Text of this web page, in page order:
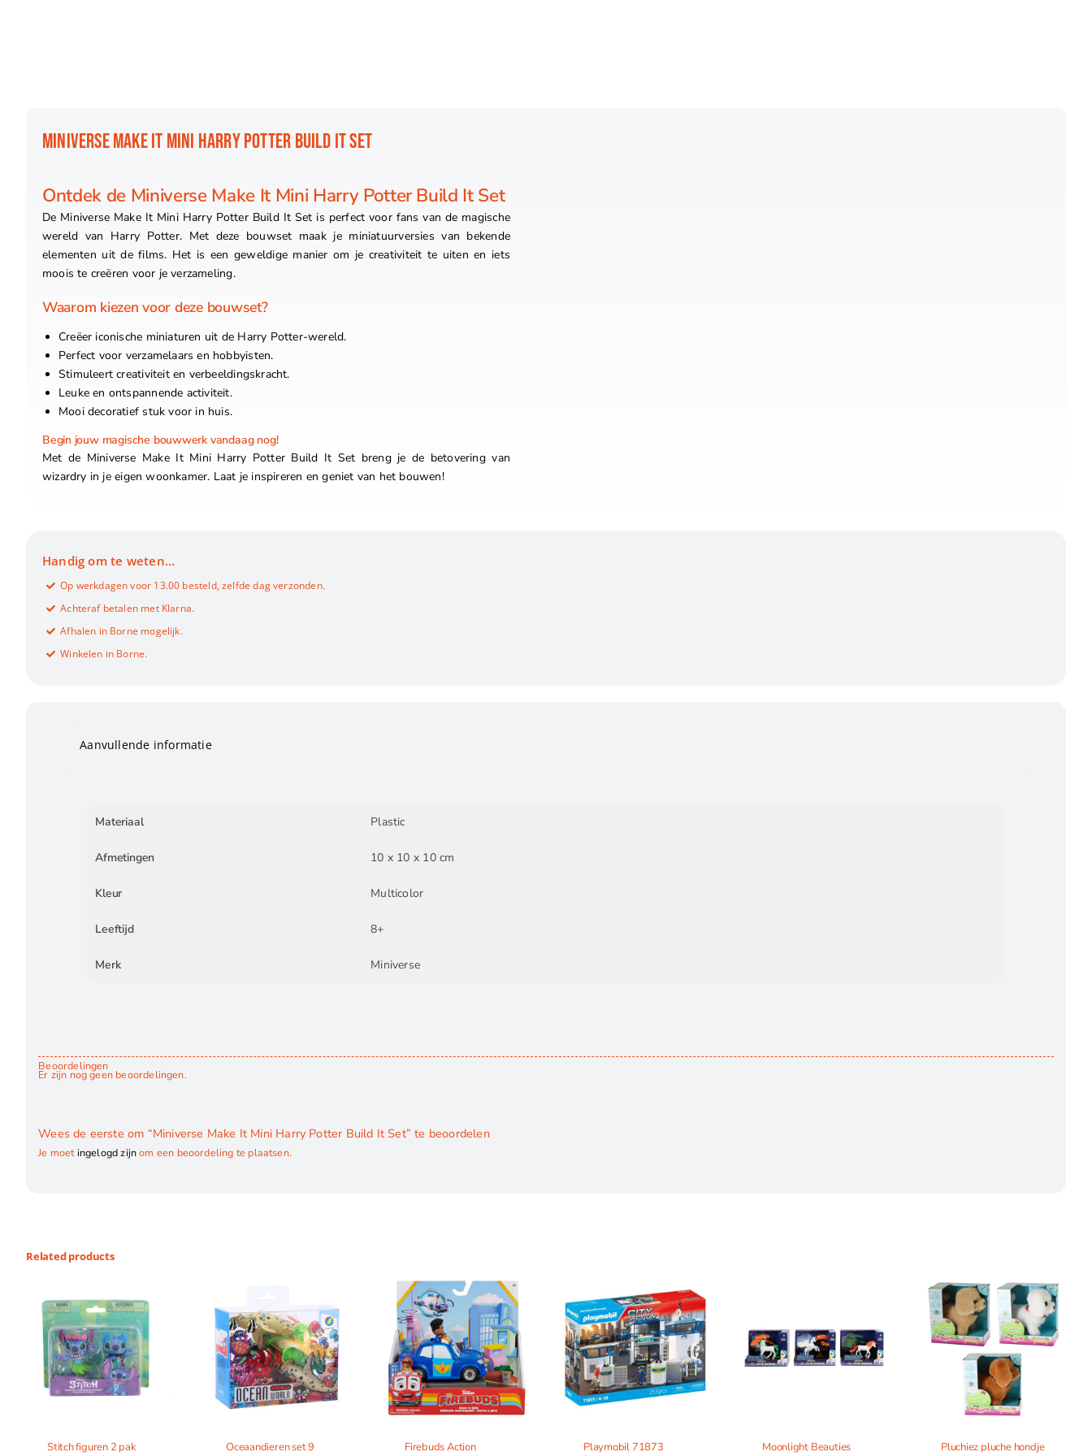
MINIVERSE MAKE IT MINI HARRY POTTER BUILD IT SET
Ontdek de Miniverse Make It Mini Harry Potter Build It Set
De Miniverse Make It Mini Harry Potter Build It Set is perfect voor fans van de magische
wereld van Harry Potter. Met deze bouwset maak je miniatuurversies van bekende
elementen uit de films. Het is een geweldige manier om je creativiteit te uiten en iets
moois te creëren voor je verzameling.
Waarom kiezen voor deze bouwset?
Creëer iconische miniaturen uit de Harry Potter-wereld.
Perfect voor verzamelaars en hobbyisten.
Stimuleert creativiteit en verbeeldingskracht.
Leuke en ontspannende activiteit.
Mooi decoratief stuk voor in huis.
Begin jouw magische bouwwerk vandaag nog!
Met de Miniverse Make It Mini Harry Potter Build It Set breng je de betovering van
wizardry in je eigen woonkamer. Laat je inspireren en geniet van het bouwen!
Handig om te weten…
Op werkdagen voor 13.00 besteld, zelfde dag verzonden.
Achteraf betalen met Klarna.
Afhalen in Borne mogelijk.
Winkelen in Borne.
Aanvullende informatie
Materiaal Plastic
Afmetingen 10 x 10 x 10 cm
Kleur Multicolor
Leeftijd 8+
Merk Miniverse
Beoordelingen
Er zijn nog geen beoordelingen.
Wees de eerste om “Miniverse Make It Mini Harry Potter Build It Set” te beoordelen
Je moetingelogd zijnom een beoordeling te plaatsen.
Related products
Stitch figuren 2 pak
Oceaandieren set 9
Firebuds Action
Playmobil 71873
Moonlight Beauties
Pluchiez pluche hondje